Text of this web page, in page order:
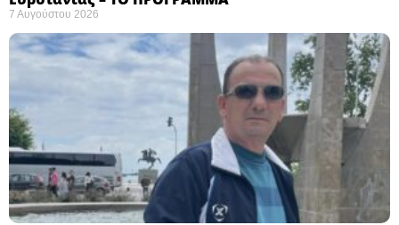
7 Αυγούστου 2026